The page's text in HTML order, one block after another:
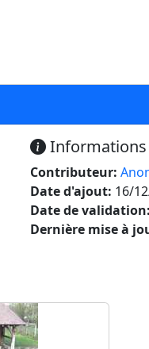
Informations
Contributeur:
Date d'ajout: 16/
Date de validation:
Dernière mise à